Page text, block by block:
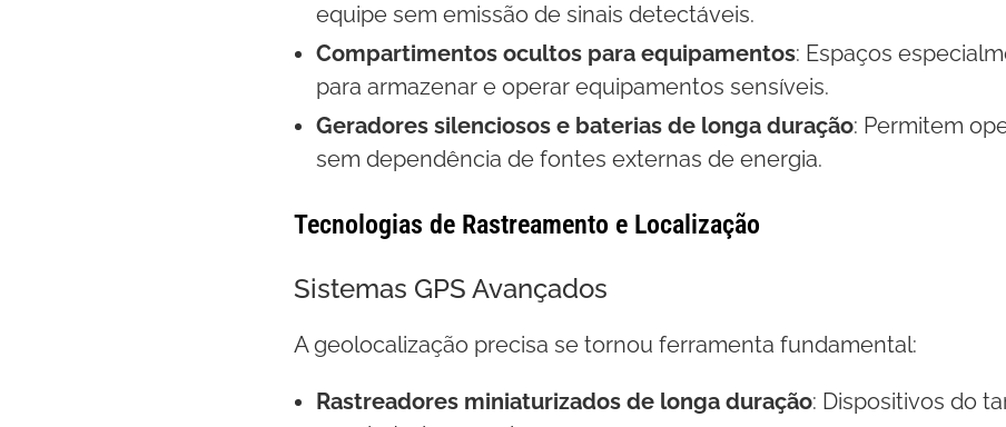
equipe sem emissão de sinais detectáveis.
Compartimentos ocultos para equipamentos: Espaços
para armazenar e operar equipamentos sensíveis.
Geradores silenciosos e baterias de longa duração: Permitem
sem dependência de fontes externas de energia.
Tecnologias de Rastreamento e Localização
Sistemas GPS Avançados
A geolocalização precisa se tornou ferramenta fundamental:
Rastreadores miniaturizados de longa duração: Dispositivos do